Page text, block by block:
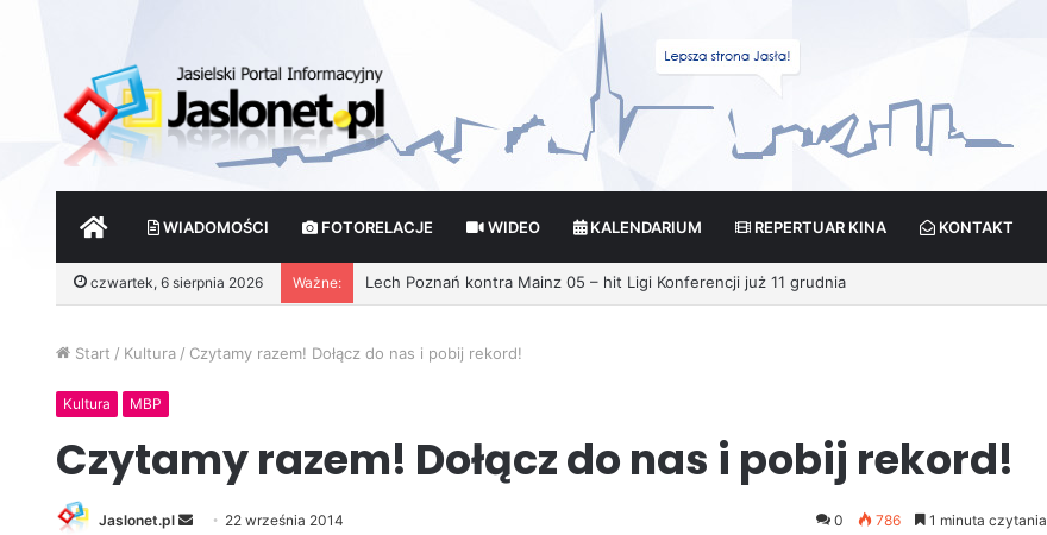
START WIADOMOŚCI FOTORELACJE WIDEO KALENDARIUM REPERTUAR KINA KONTAKT
czwartek, 6 sierpnia 2026 Ważne:
Start / Kultura / Czytamy razem! Dołącz do nas i pobij rekord!
Kultura MBP
Czytamy razem! Dołącz do nas i pobij rekord!
Jaslonet.pl 22 września 2014 0 786 1 minuta czytania